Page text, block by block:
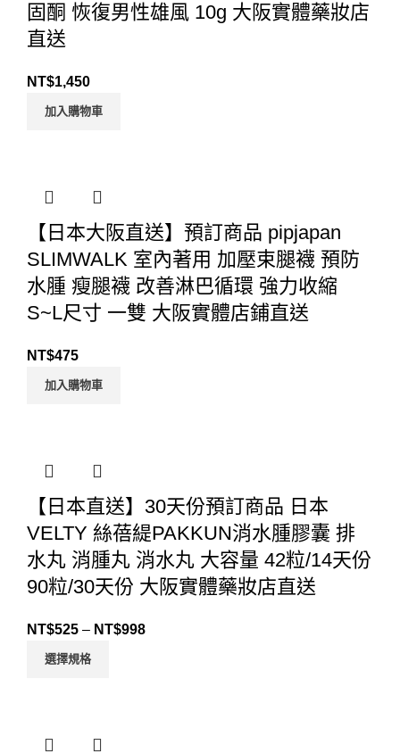
固酮 恢復男性雄風 10g 大阪實體藥妝店
直送
NT$1,450
加入購物車
【日本大阪直送】預訂商品 pipjapan
SLIMWALK 室內著用 加壓束腿襪 預防
水腫 瘦腿襪 改善淋巴循環 強力收縮
S~L尺寸 一雙 大阪實體店鋪直送
NT$475
加入購物車
【日本直送】30天份預訂商品 日本
VELTY 絲蓓緹PAKKUN消水腫膠囊 排
水丸 消腫丸 消水丸 大容量 42粒/14天份
90粒/30天份 大阪實體藥妝店直送
NT$525 – NT$998
選擇規格